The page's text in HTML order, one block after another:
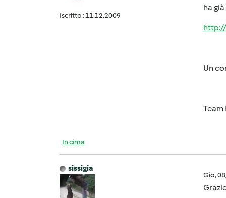
Iscritto : 11.12.2009
ha
Un
Team
In cima
sissigia
Gio,